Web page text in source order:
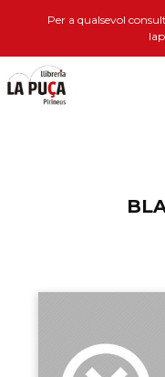
Per a qualsevol